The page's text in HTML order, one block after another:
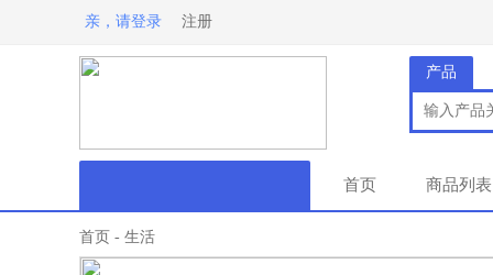
亲，请登录 注册
产品
首页 商品列表
首页 生活